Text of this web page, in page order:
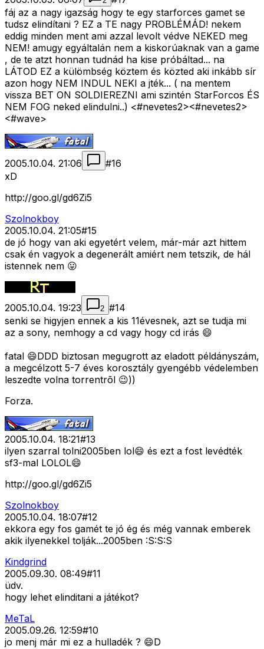
fáj az a nagy igazság hogy te egy starforces gamet se
tudsz elindítani ? EZ a TE nagy PROBLÉMÁD! nekem
eddig minden ment ami azzal levolt védve NEKED meg
NEM! amugy egyáltalán nem a kiskorúaknak van a game
, de te atzt honnan tudnád ha kise próbáltad... na
LÁTOD EZ a külömbség köztem és közted aki inkább sír
azon hogy NEM INDUL NEKI a jték... ( na mentem
vissza BET ON SOLDIEREZNI ami szintén StarForcos ÉS
NEM FOG neked elindulni..) <#nevetes2><#nevetes2>
<#wave>
2005.10.04. 21:06 #16
xD
http://goo.gl/gd6Zi5
Szolnokboy
2005.10.04. 21:05#15
de jó hogy van aki egyetért velem, már-már azt hittem
csak én vagyok a degenerált amiért nem tetszik, de hál
istennek nem 😛
2005.10.04. 19:23 2 #14
senki se higyjen ennek a kis 11évesnek, azt se tudja mi
az a sony, nemhogy a cd vagy hogy cd irás 😄
fatal 😄DDD biztosan megugrott az eladott példányszám,
a megcélzott 5-7 éves korosztály gyengébb védelemben
leszedte volna torrentrõl 😉))
Forza.
2005.10.04. 18:21#13
ilyen szarral tolni2005ben lol😄 és ezt a fost levédték
sf3-mal LOLOL😄
http://goo.gl/gd6Zi5
Szolnokboy
2005.10.04. 18:07#12
ekkora egy fos gamét te jó ég és még vannak emberek
akik ilyenekkel tolják...2005ben :S:S:S
Kindgrind
2005.09.30. 08:49#11
üdv.
hogy lehet elinditani a játékot?
MeTaL
2005.09.26. 12:59#10
jo menj már mi ez a hulladék ? 😄D